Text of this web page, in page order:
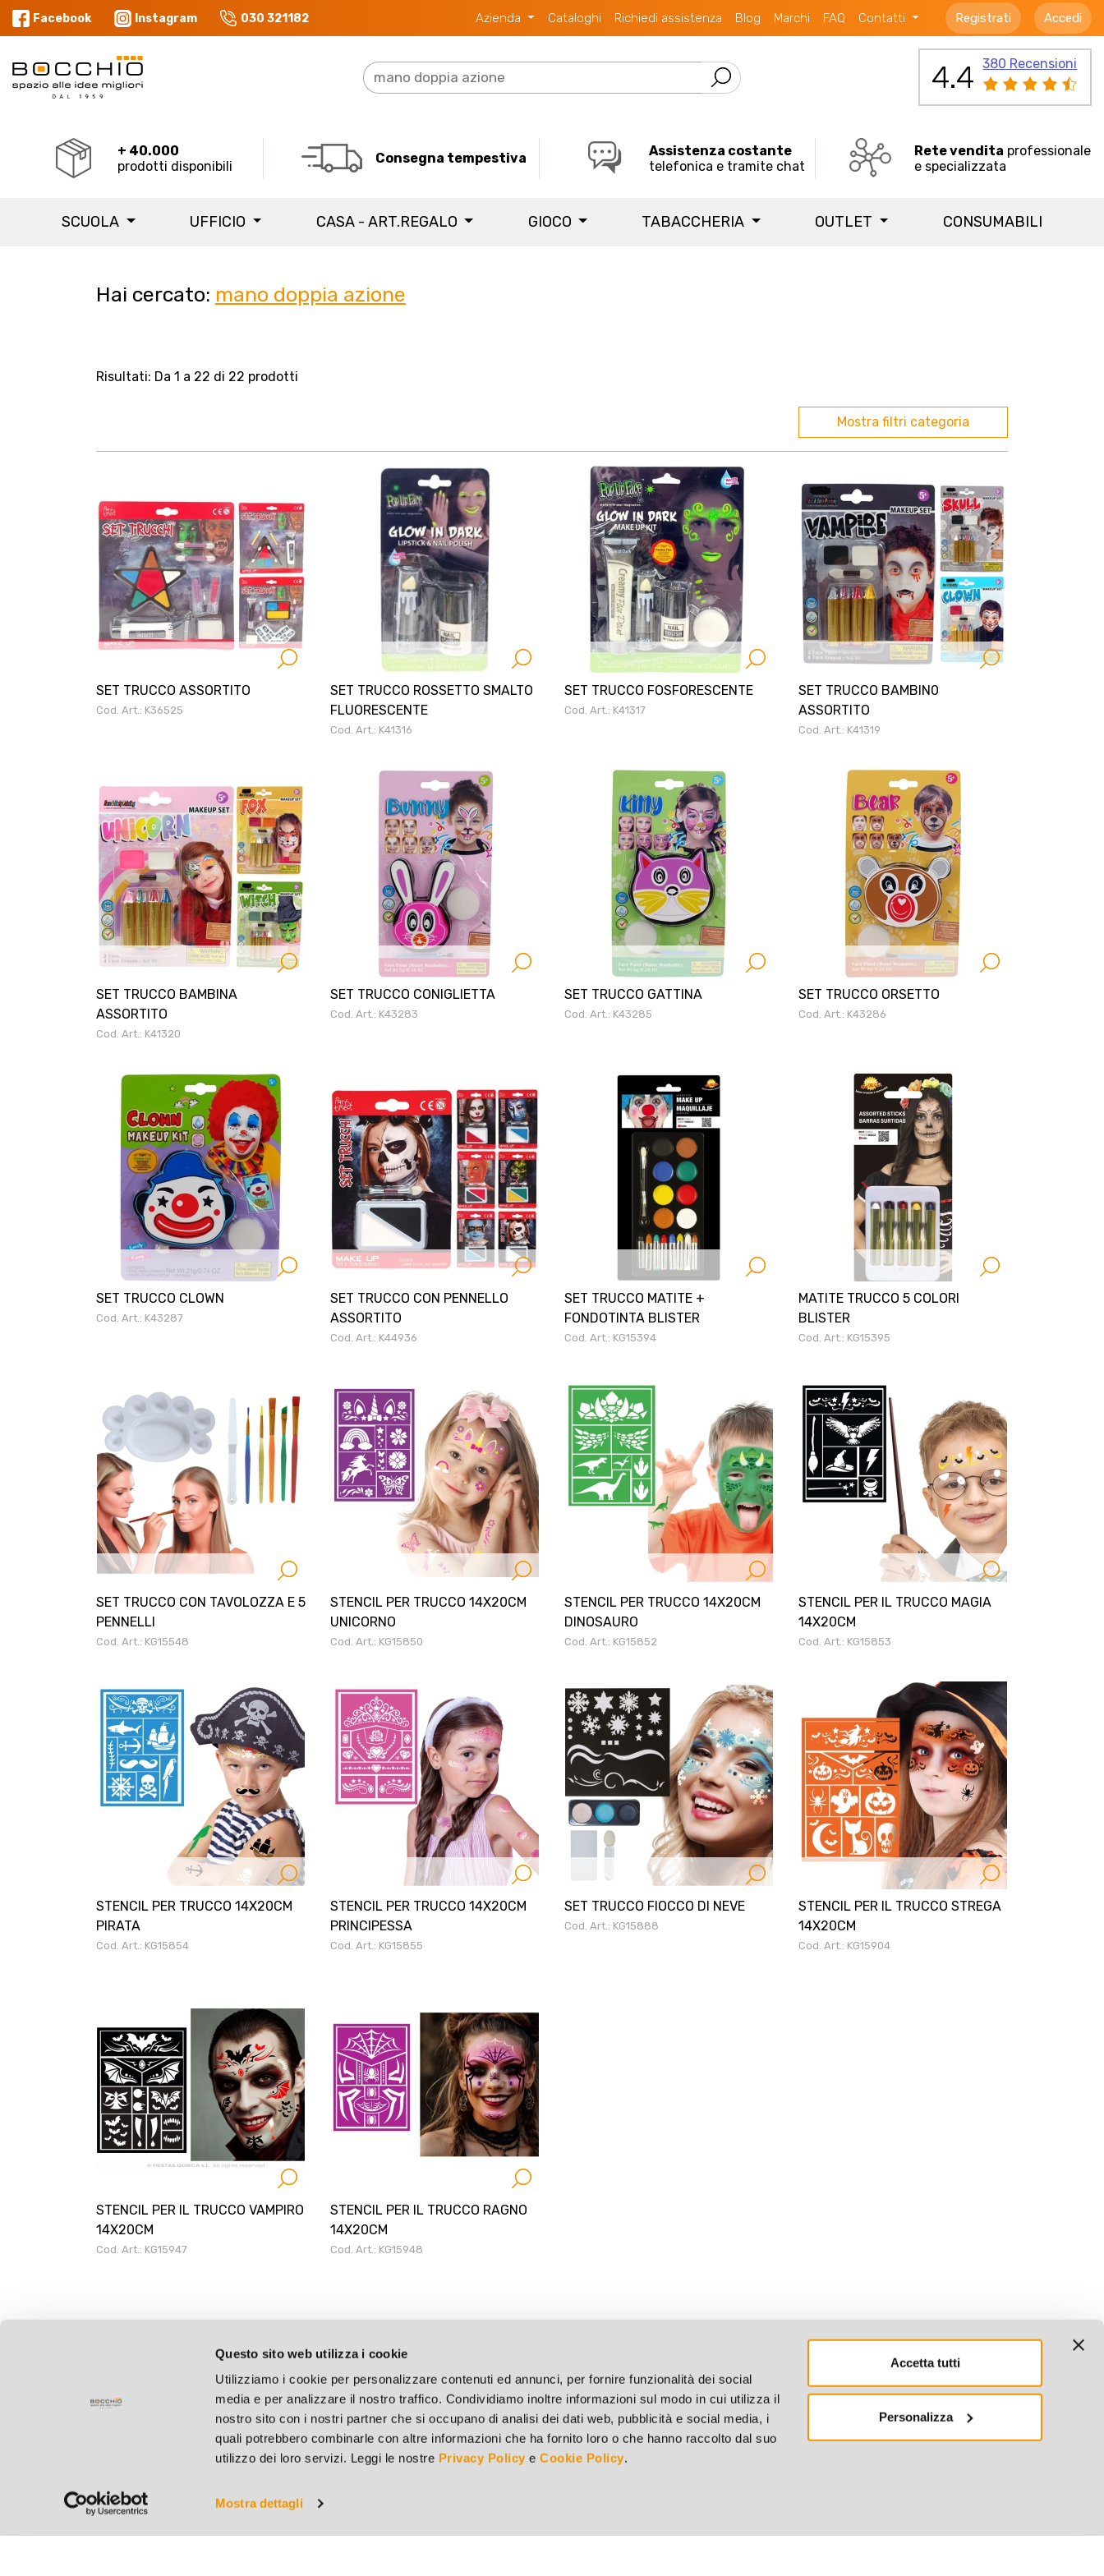
Questo sito web utilizza i cookie
Utilizziamo i cookie per personalizzare contenuti ed annunci, per fornire funzionalità dei social
media e per analizzare il nostro traffico. Condividiamo inoltre informazioni sul modo in cui utilizza il
nostro sito con i nostri partner che si occupano di analisi dei dati web, pubblicità e social media, i
quali potrebbero combinarle con altre informazioni che ha fornito loro o che hanno raccolto dal suo
utilizzo dei loro servizi. Leggi le nostre Privacy Policy eCookie Policy.
Mostra dettagli
Accetta tutti
Personalizza
Facebook Instagram 030 321182 Azienda Cataloghi Richiedi assistenza Blog Marchi FAQ Contatti Registrati Accedi
4.4 380 Recensioni
+ 40.000
prodotti disponibili
Consegna tempestiva
Assistenza costante
telefonica e tramite chat
Rete vendita professionale
e specializzata
SCUOLA UFFICIO CASA - ART.REGALO GIOCO TABACCHERIA OUTLET CONSUMABILI
Hai cercato: mano doppia azione
Risultati: Da 1 a 22 di 22 prodotti
Mostra filtri categoria
SET TRUCCO ASSORTITO
Cod. Art.: K36525
SET TRUCCO ROSSETTO SMALTO
FLUORESCENTE
Cod. Art.: K41316
SET TRUCCO FOSFORESCENTE
Cod. Art.: K41317
SET TRUCCO BAMBIN0
ASSORTITO
Cod. Art.: K41319
SET TRUCCO BAMBINA
ASSORTITO
Cod. Art.: K41320
SET TRUCCO CONIGLIETTA
Cod. Art.: K43283
SET TRUCCO GATTINA
Cod. Art.: K43285
SET TRUCCO ORSETTO
Cod. Art.: K43286
SET TRUCCO CLOWN
Cod. Art.: K43287
SET TRUCCO CON PENNELLO
ASSORTITO
Cod. Art.: K44936
SET TRUCCO MATITE +
FONDOTINTA BLISTER
Cod. Art.: KG15394
MATITE TRUCCO 5 COLORI
BLISTER
Cod. Art.: KG15395
SET TRUCCO CON TAVOLOZZA E 5
PENNELLI
Cod. Art.: KG15548
STENCIL PER TRUCCO 14X20CM
UNICORNO
Cod. Art.: KG15850
STENCIL PER TRUCCO 14X20CM
DINOSAURO
Cod. Art.: KG15852
STENCIL PER IL TRUCCO MAGIA
14X20CM
Cod. Art.: KG15853
STENCIL PER TRUCCO 14X20CM
PIRATA
Cod. Art.: KG15854
STENCIL PER TRUCCO 14X20CM
PRINCIPESSA
Cod. Art.: KG15855
SET TRUCCO FIOCCO DI NEVE
Cod. Art.: KG15888
STENCIL PER IL TRUCCO STREGA
14X20CM
Cod. Art.: KG15904
STENCIL PER IL TRUCCO VAMPIRO
14X20CM
Cod. Art.: KG15947
STENCIL PER IL TRUCCO RAGNO
14X20CM
Cod. Art.: KG15948